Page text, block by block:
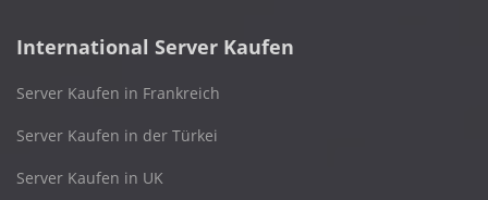
International Server Kaufen
Server Kaufen in Frankreich
Server Kaufen in der Türkei
Server Kaufen in UK